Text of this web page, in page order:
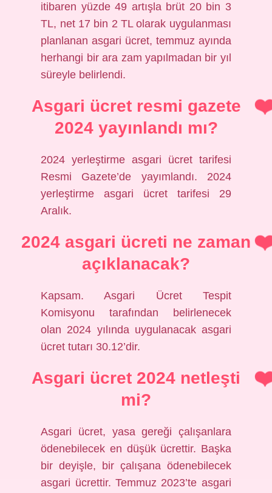
itibaren yüzde 49 artışla brüt 20 bin 3
TL, net 17 bin 2 TL olarak uygulanması
planlanan asgari ücret, temmuz ayında
herhangi bir ara zam yapılmadan bir yıl
süreyle belirlendi.
Asgari ücret resmi gazete
2024 yayınlandı mı?
2024 yerleştirme asgari ücret tarifesi
Resmi Gazete’de yayımlandı. 2024
yerleştirme asgari ücret tarifesi 29
Aralık.
2024 asgari ücreti ne zaman
açıklanacak?
Kapsam. Asgari Ücret Tespit
Komisyonu tarafından belirlenecek
olan 2024 yılında uygulanacak asgari
ücret tutarı 30.12’dir.
Asgari ücret 2024 netleşti
mi?
Asgari ücret, yasa gereği çalışanlara
ödenebilecek en düşük ücrettir. Başka
bir deyişle, bir çalışana ödenebilecek
asgari ücrettir. Temmuz 2023’te asgari